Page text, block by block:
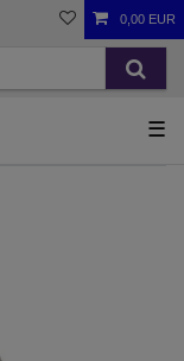
0,00 EUR
☰